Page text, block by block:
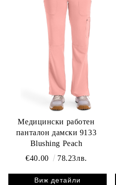
Медицински работен
панталон дамски 9133
Blushing Peach
€40.00
78.23лв.
Виж детайли